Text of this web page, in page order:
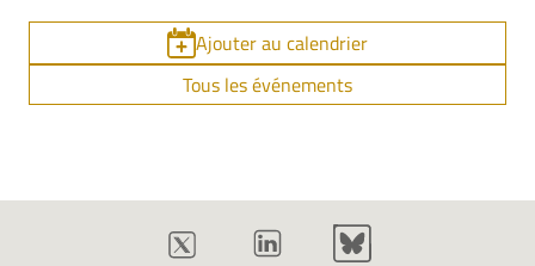
Ajouter au calendrier
Tous les événements